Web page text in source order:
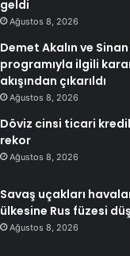
geldi
Ağustos 8, 2026
Demet Akalın ve Sinan
programıyla ilgili
akışından çıkarıldı
Ağustos 8, 2026
Döviz cinsi ticari
rekor
Ağustos 8, 2026
Savaş uçakları
ülkesine Rus füzesi
Ağustos 8, 2026